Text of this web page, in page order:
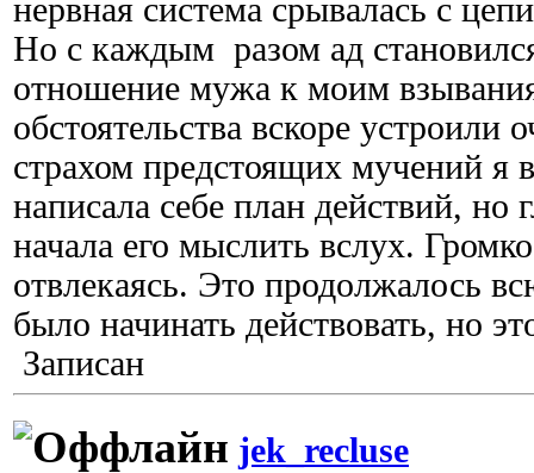
нервная система срывалась с
Но с каждым разом ад
отношение мужа к моим
обстоятельства вскоре устроили
страхом предстоящих мучений я
написала себе план действий,
начала его мыслить вслух.
отвлекаясь. Это продолжалось
было начинать действовать, но
Записан
jek_recluse